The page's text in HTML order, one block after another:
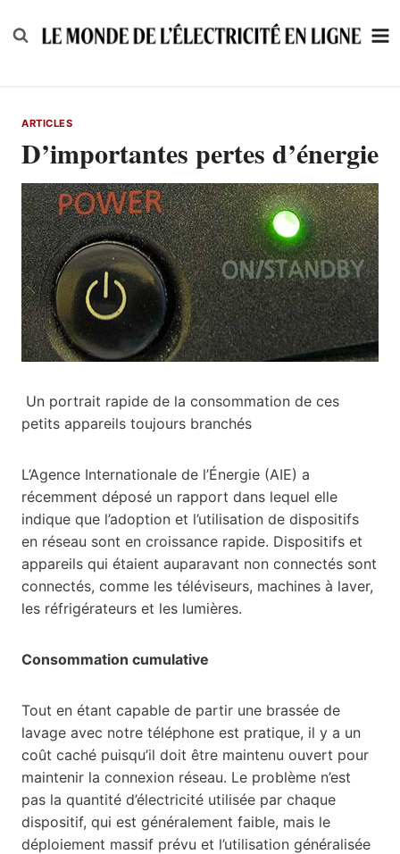
to
ARTICLES
D’importantes pertes d’énergie
Un portrait rapide de la consommation de ces
petits appareils toujours branchés
L’Agence Internationale de l’Énergie (AIE) a
récemment déposé un rapport dans lequel elle
indique que l’adoption et l’utilisation de dispositifs
en réseau sont en croissance rapide. Dispositifs et
appareils qui étaient auparavant non connectés sont
connectés, comme les téléviseurs, machines à laver,
les réfrigérateurs et les lumières.
Consommation cumulative
Tout en étant capable de partir une brassée de
lavage avec notre téléphone est pratique, il y a un
coût caché puisqu’il doit être maintenu ouvert pour
maintenir la connexion réseau. Le problème n’est
pas la quantité d’électricité utilisée par chaque
dispositif, qui est généralement faible, mais le
déploiement massif prévu et l’utilisation généralisée